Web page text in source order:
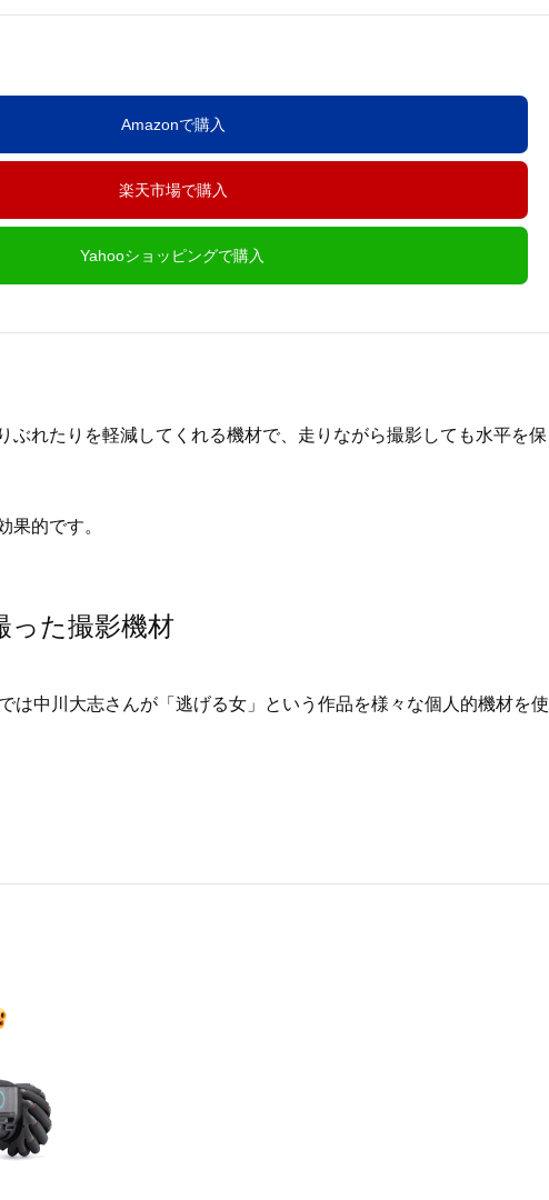
Amazonで購入
楽天市場で購入
Yahooショッピングで購入
ぶれたりを軽減してくれる機材で、走りながら撮影しても水平を保
果的です。
った撮影機材
は中川大志さんが「逃げる女」という作品を様々な個人的機材を使